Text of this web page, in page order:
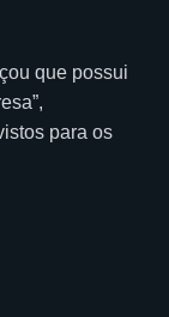
que possui
para os